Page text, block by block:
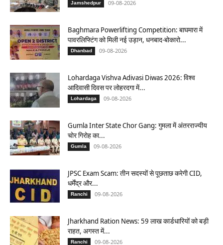
Jamshedpur 09-08-2026
Baghmara Powerlifting Competition: बाघमारा में
पावरलिफ्टिंग को मिली नई उड़ान, धनबाद-बोकारो...
Dhanbad 09-08-2026
Lohardaga Vishva Adivasi Diwas 2026: विश्व
आदिवासी दिवस पर लोहरदगा में...
Lohardaga 09-08-2026
Gumla Inter State Chor Gang: गुमला में अंतरराज्यीय
चोर गिरोह का...
Gumla 09-08-2026
JPSC Exam Scam: तीन सदस्यों से पूछताछ करेगी CID,
धर्मेंद्र और...
Ranchi 09-08-2026
Jharkhand Ration News: 59 लाख कार्डधारियों को बड़ी
राहत, अगस्त में...
Ranchi 09-08-2026